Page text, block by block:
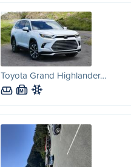
Toyota Grand Highlander…
M